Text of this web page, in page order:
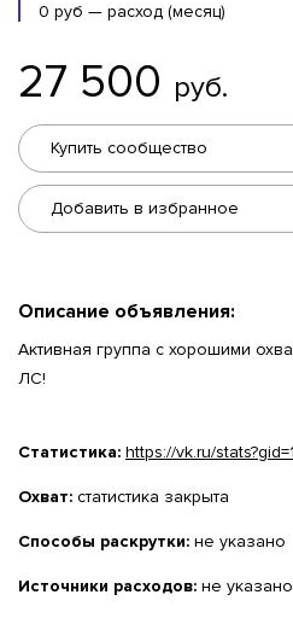
0 руб — расход (месяц)
27 500 руб.
Купить сообщество
Добавить в избранное
Описание объявления:
Активная группа с хорошими
ЛС!
Статистика: https://vk.ru/
Охват: статистика закрыта
Способы раскрутки: не указано
Источники расходов: не указано